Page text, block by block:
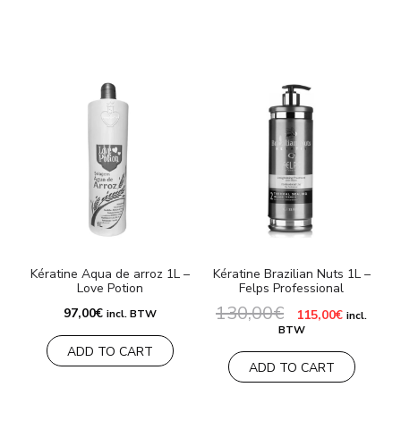
Kératine Aqua de arroz 1L –
Love Potion
97,00€ incl. BTW
ADD TO CART
Kératine Brazilian Nuts 1L –
Felps Professional
130,00€ Le
prix
était :
130,00€.
115,00€Le
est :
115,00€.
incl.
BTW
ADD TO CART